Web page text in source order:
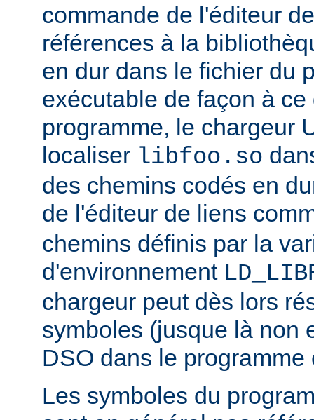
commande de l'éditeur
références à la
en dur dans le fichier du
exécutable de façon à
programme, le chargeur
localiser libfoo.so
des chemins codés en
de l'éditeur de liens
chemins définis par la
d'environnement
chargeur peut dès lors
symboles (jusque là non
DSO dans le programme
Les symboles du